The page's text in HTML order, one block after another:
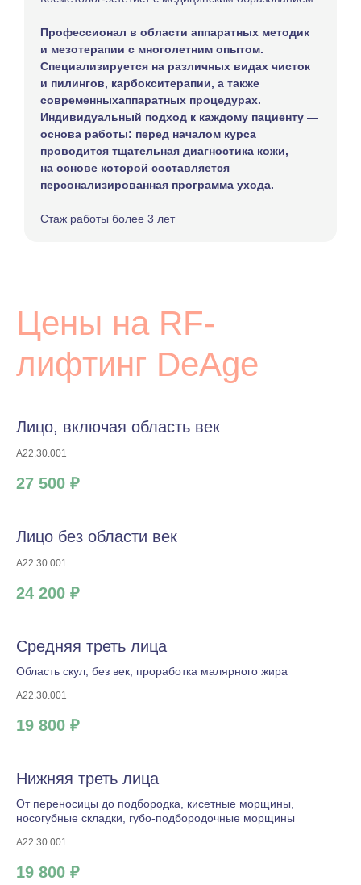
Профессионал в области аппаратных методик
и мезотерапии с многолетним опытом.
Специализируется на различных видах чисток
и пилингов, карбокситерапии, а также
современныхаппаратных процедурах.
Индивидуальный подход к каждому пациенту —
основа работы: перед началом курса
проводится тщательная диагностика кожи,
на основе которой составляется
персонализированная программа ухода.
Стаж работы более 3 лет
Цены на RF-
лифтинг DeAge
Лицо, включая область век
A22.30.001
27 500 ₽
Лицо без области век
A22.30.001
24 200 ₽
Средняя треть лица
Область скул, без век, проработка малярного жира
A22.30.001
19 800 ₽
Нижняя треть лица
От переносицы до подбородка, кисетные морщины,
носогубные складки, губо-подбородочные морщины
A22.30.001
19 800 ₽
Мы свяжемся с вами в ближайшее
рабочее время и ответим на них
Телефон
Отправить
Отправляя форму, вы даете
Клиника на Маршала Жукова, 156
Ежедневно с 9:00 до 20:00